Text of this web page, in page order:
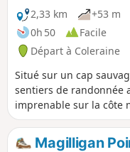
2,33 km
+53 m
0h 50
Facile
Départ à Coleraine
Situé sur un cap
sentiers de randonnée
imprenable sur la côte
a été aménagé à la fin
comte et évêque
Magilligan